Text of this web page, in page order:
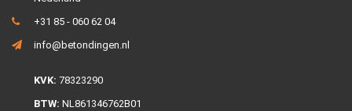
+31 85 - 060 62 04
info@betondingen.nl
KVK: 78323290
BTW: NL861346762B01